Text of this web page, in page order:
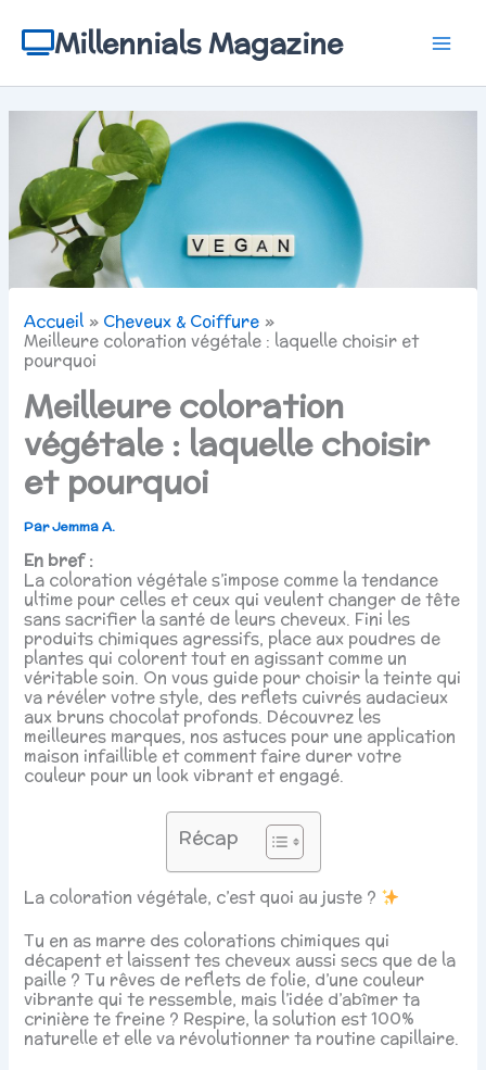
contenuMillennials Magazine
Accueil
Cheveux & Coiffure
Meilleure coloration végétale : laquelle choisir et
pourquoi
Meilleure coloration
végétale : laquelle choisir
et pourquoi
ParJemma A.
En bref :
La coloration végétale s’impose comme la tendance
ultime pour celles et ceux qui veulent changer de tête
sans sacrifier la santé de leurs cheveux. Fini les
produits chimiques agressifs, place aux poudres de
plantes qui colorent tout en agissant comme un
véritable soin. On vous guide pour choisir la teinte qui
va révéler votre style, des reflets cuivrés audacieux
aux bruns chocolat profonds. Découvrez les
meilleures marques, nos astuces pour une application
maison infaillible et comment faire durer votre
couleur pour un look vibrant et engagé.
Récap
La coloration végétale, c’est quoi au juste ?
Tu en as marre des colorations chimiques qui
décapent et laissent tes cheveux aussi secs que de la
paille ? Tu rêves de reflets de folie, d’une couleur
vibrante qui te ressemble, mais l’idée d’abîmer ta
crinière te freine ? Respire, la solution est 100%
naturelle et elle va révolutionner ta routine capillaire.